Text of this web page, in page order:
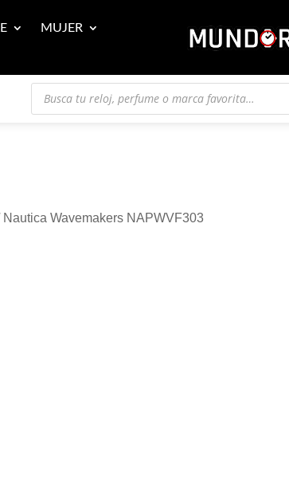
MUJER
Búsqueda
productos
Nautica Wavemakers NAPWVF303